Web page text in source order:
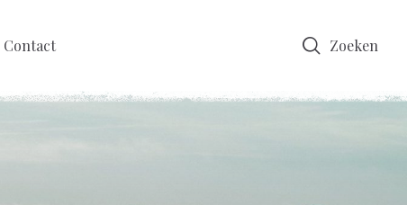
Contact Zoeken